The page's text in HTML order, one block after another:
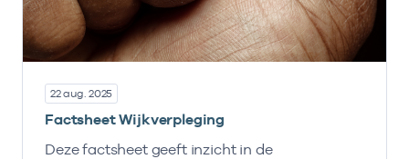
22 aug. 2025
Factsheet Wijkverpleging
Deze factsheet geeft inzicht in de